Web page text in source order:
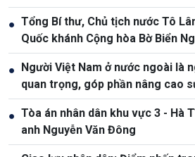
● Tổng Bí thư, Chủ tịch nước Tô
Quốc khánh Cộng hòa Bờ Biển
● Người Việt Nam ở nước ngoài là
quan trọng, góp phần nâng cao
quốc gia
● Tòa án nhân dân khu vực 3 - Hà
anh Nguyễn Văn Đông